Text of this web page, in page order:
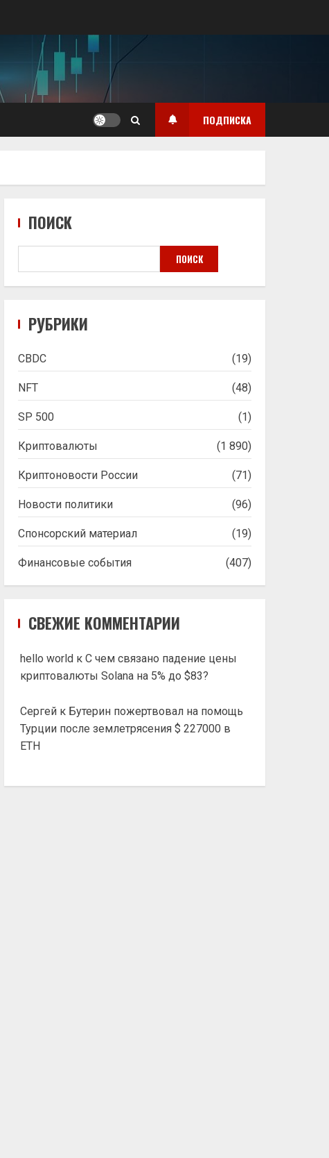
ПОДПИСКА
ПОИСК
ПОИСК
РУБРИКИ
CBDC (19)
NFT (48)
SP 500 (1)
Криптовалюты (1 890)
Криптоновости России (71)
Новости политики (96)
Спонсорский материал (19)
Финансовые события (407)
СВЕЖИЕ КОММЕНТАРИИ
hello world кС чем связано падение цены
криптовалюты Solana на 5% до $83?
Сергей к Бутерин пожертвовал на помощь
Турции после землетрясения $ 227000 в
ETH